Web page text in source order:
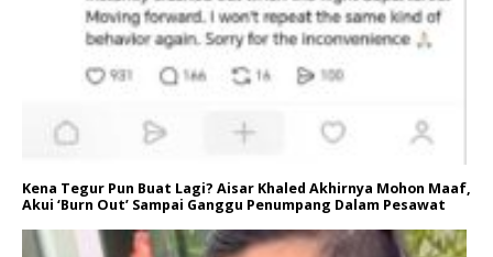
Kena Tegur Pun Buat Lagi? Aisar Khaled Akhirnya Mohon Maaf,
Akui ‘Burn Out’ Sampai Ganggu Penumpang Dalam Pesawat